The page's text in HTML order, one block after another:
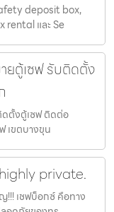
deposit box,
และ Se
ยตู้เซฟ รับติดตั้ง
ดตั้งตู้เซฟ ติดต่อ
เขตบางขุน
private.
เชฟบ็อกซ์ คือทาง